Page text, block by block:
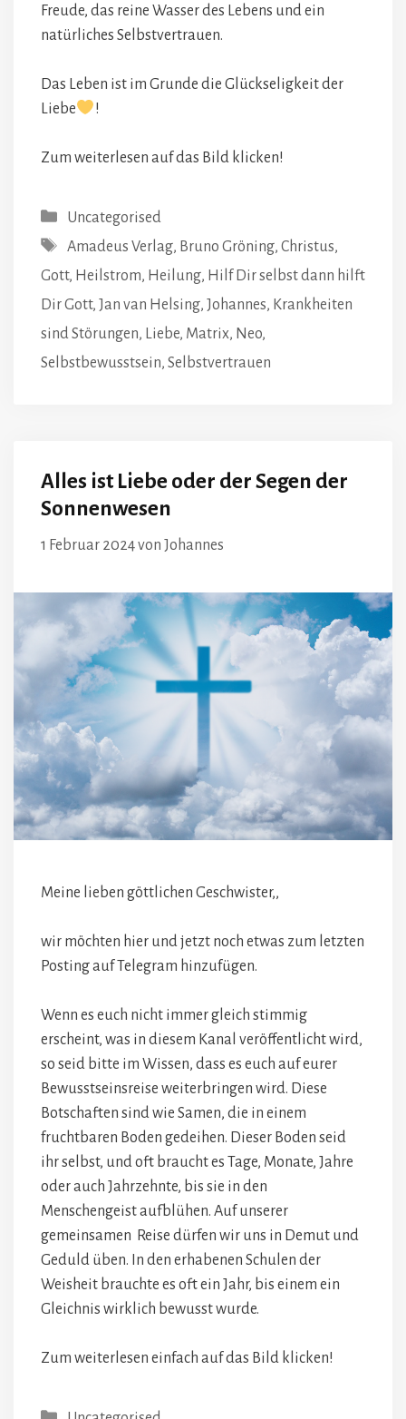
Freude, das reine Wasser des Lebens und ein
natürliches Selbstvertrauen.
Das Leben ist im Grunde die Glückseligkeit der
Liebe
!
Zum weiterlesen auf das Bild klicken!
Kategorien
Uncategorised
Schlagwörter
Amadeus Verlag, Bruno Gröning, Christus,
Gott, Heilstrom, Heilung, Hilf Dir selbst dann hilft
Dir Gott, Jan van Helsing, Johannes, Krankheiten
sind Störungen, Liebe, Matrix, Neo,
Selbstbewusstsein, Selbstvertrauen
Alles ist Liebe oder der Segen der
Sonnenwesen
1 Februar 2024von Johannes
Meine lieben göttlichen Geschwister,,
wir möchten hier und jetzt noch etwas zum letzten
Posting auf Telegram hinzufügen.
Wenn es euch nicht immer gleich stimmig
erscheint, was in diesem Kanal veröffentlicht wird,
so seid bitte im Wissen, dass es euch auf eurer
Bewusstseinsreise weiterbringen wird. Diese
Botschaften sind wie Samen, die in einem
fruchtbaren Boden gedeihen. Dieser Boden seid
ihr selbst, und oft braucht es Tage, Monate, Jahre
oder auch Jahrzehnte, bis sie in den
Menschengeist aufblühen. Auf unserer
gemeinsamen Reise dürfen wir uns in Demut und
Geduld üben. In den erhabenen Schulen der
Weisheit brauchte es oft ein Jahr, bis einem ein
Gleichnis wirklich bewusst wurde.
Zum weiterlesen einfach auf das Bild klicken!
Kategorien